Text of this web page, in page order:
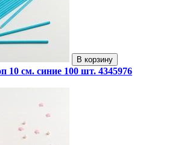
В корзину
10 см. синие 100 шт. 4345976